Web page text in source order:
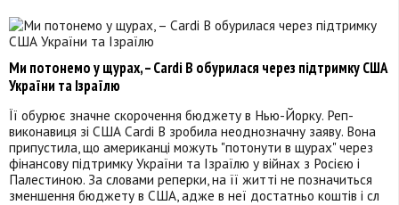
Ми потонемо у щурах, – Cardi B обурилася через підтримку США
України та Ізраїлю
Її обурює значне скорочення бюджету в Нью-Йорку. Реп-
виконавиця зі США Cardi B зробила неоднозначну заяву. Вона
припустила, що американці можуть "потонути в щурах" через
фінансову підтримку України та Ізраїлю у війнах з Росією і
Палестиною. За словами реперки, на її житті не позначиться
зменшення бюджету в США, адже в неї достатньо коштів і сл